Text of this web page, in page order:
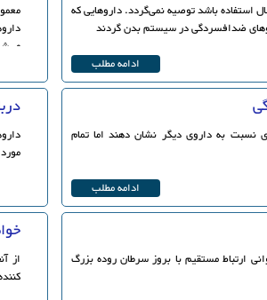
استفاده باشد توصیه نمی‌گردد. داروهایی که
ضدافسردگی در سیستم بدن گردند
ادامه مطلب
به داروی دیگر نشان دهند اما تمام
ادامه مطلب
مستقیم با بروز سرطان روده بزرگ
از